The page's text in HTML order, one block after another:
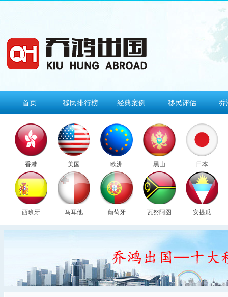
首页 移民排行榜 经典案例 移民评估 乔
香港 美国 欧洲 黑山 日本
西班牙 马耳他 葡萄牙 瓦努阿图 安提瓜